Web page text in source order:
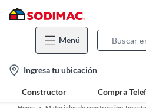
Menú
location-
icon
Ingresa tu ubicación
Constructor Compra